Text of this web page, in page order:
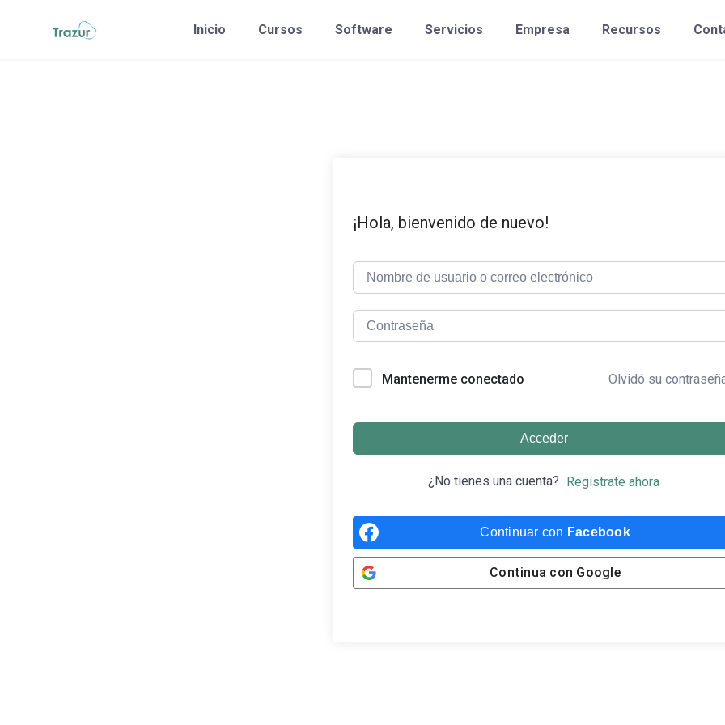
Inicio Cursos Software Servicios Empresa Recursos
¡Hola, bienvenido de nuevo!
Mantenerme conectado Olvidó su
Acceder
¿No tienes una cuenta? Regístrate ahora
Continuar con Facebook
Continua con Google